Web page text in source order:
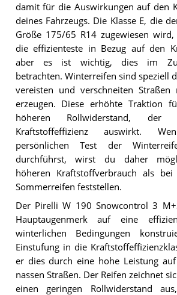
damit für die Auswirkungen auf den
deines Fahrzeugs. Die Klasse E, die
Größe 175/65 R14 zugewiesen
die effizienteste in Bezug auf den
aber es ist wichtig, dies im
betrachten. Winterreifen sind speziell
vereisten und verschneiten
erzeugen. Diese erhöhte Traktion
höheren Rollwiderstand,
Kraftstoffeffizienz auswirkt.
persönlichen Test der
durchführst, wirst du daher
höheren Kraftstoffverbrauch als bei
Sommerreifen feststellen.
Der Pirelli W 190 Snowcontrol 3
Hauptaugenmerk auf eine
winterlichen Bedingungen
Einstufung in die
er dies durch eine hohe Leistung
nassen Straßen. Der Reifen zeichnet
einen geringen Rollwiderstand